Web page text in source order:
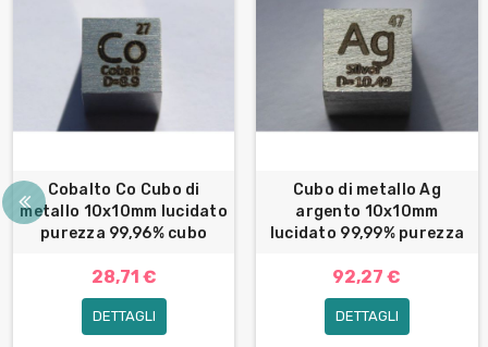
Cobalto Co Cubo di
metallo 10x10mm lucidato
purezza 99,96% cubo
28,71 €
DETTAGLI
Cubo di metallo Ag
argento 10x10mm
lucidato 99,99% purezza
92,27 €
DETTAGLI